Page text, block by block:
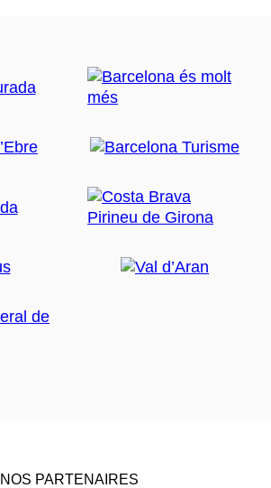
NOS PARTENAIRES